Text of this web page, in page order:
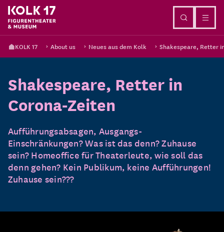
KOLK 17 About us Neues aus dem Kolk Shakespeare, Retter
Shakespeare, Retter in
Corona-Zeiten
Aufführungsabsagen, Ausgangs-
Einschränkungen? Was ist das denn? Zuhause
sein? Homeoffice für Theaterleute, wie soll das
denn gehen? Kein Publikum, keine Aufführungen!
Zuhause sein???